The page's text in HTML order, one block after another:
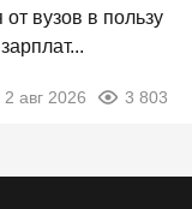
вузов в пользу
2 авг 2026 3 803